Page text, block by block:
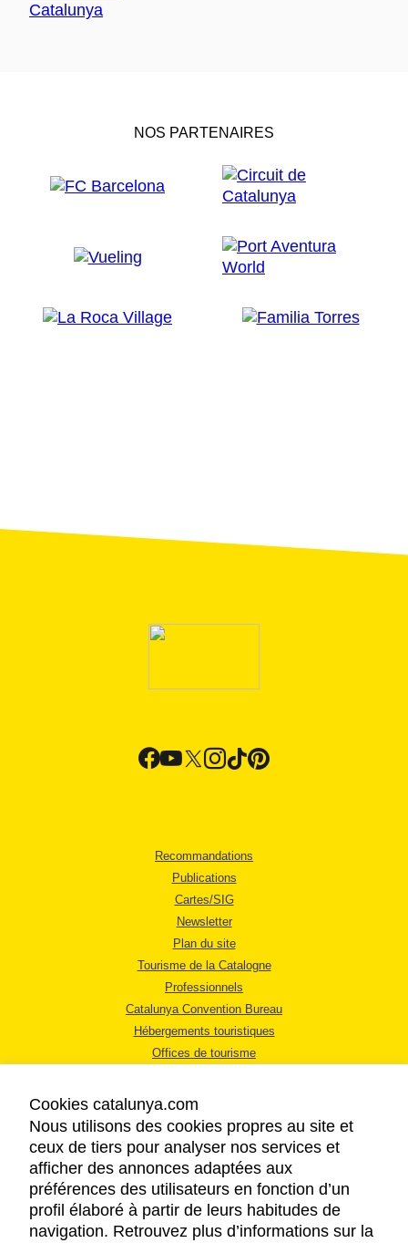
NOS PARTENAIRES
Recommandations
Publications
Cartes/SIG
Newsletter
Plan du site
Tourisme de la Catalogne
Professionnels
Catalunya Convention Bureau
Hébergements touristiques
Offices de tourisme
MENTIONS LÉGALES
RÈGLES DE CONFIDENTIALITÉ
COOKIES
Cookies catalunya.com
Nous utilisons des cookies propres au site et
ceux de tiers pour analyser nos services et
afficher des annonces adaptées aux
préférences des utilisateurs en fonction d’un
profil élaboré à partir de leurs habitudes de
navigation. Retrouvez plus d’informations sur la